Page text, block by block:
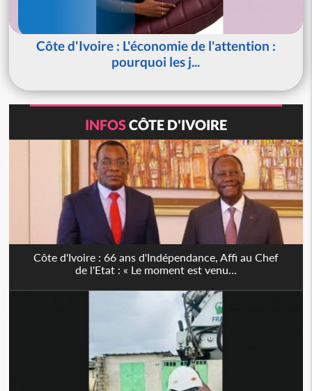
Côte d'Ivoire : L'économie de l'attention :
pourquoi les j...
INFOSCÔTE D'IVOIRE
Côte d'Ivoire : 66 ans d'Indépendance, Affi au Chef
de l'Etat : « Le moment est venu...